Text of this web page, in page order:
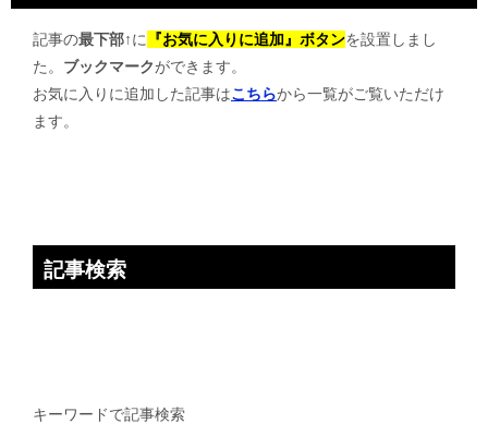
記事の最下部↑に 『お気に入りに追加』ボタンを設置しまし
た。 ブックマークができます。
お気に入りに追加した記事はこちらから一覧がご覧いただけ
ます。
記事検索
キーワードで記事検索